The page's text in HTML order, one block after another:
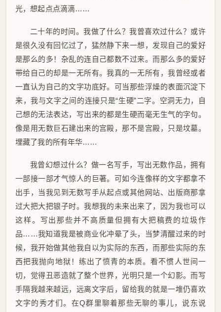
光，想起点点滴滴……
二十年的时间。我做了什么？我曾喜欢过什么？或许
是很久没有回忆过了，猛然静下来一想，发现自己的爱好
是那么的多！杂乱的连自己都数不过来。而那么多的爱好
带给自己的却是一无所有。我真的一无所有，我曾经或者
一直认为自己的文字功底好。可当那些浮燥的表面沉淀下
来，我与文字之间的连接只是“生硬”二字。空洞无力，自
己想的无法表达，写出来的都是生硬而毫无生气的字句。
像是用无数巨石建出来的宫殿，那不是宫殿，只是坟墓。
埋藏了我的所有年华……
我曾幻想过什么？做一名写手，写出无数作品，拥有
一部接一部才气惊人的巨著。可如今连像样的文字都拿不
出手，当我见到无数写手从起点或其他网站、出版商那拿
过大把大把银子时。我想我的未来出来了，因为我也可以
这样。写出那些并不高质量但拥有大把稿费的垃圾作
品……我知道我是被商业化冲晕了头，当梦清醒过来的时
候，我开始做其他我自以为实际的东西，而那些实际的东
西把我抛向地狱！练出了愤青的本质。看不惯人世间一
切，觉得丑恶造就了整个世界，光明只是一个幻影。而写
手隔我越来越远，远离文字后，留给我的就是一堆仍喜欢
文字的秀才们。在Q群里聊着那些无聊的事儿，说东说